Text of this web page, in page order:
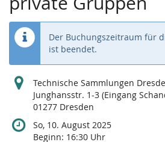
Der Buchungszeitraum für
ist beendet.
Technische Sammlungen
Junghansstr. 1-3 (Eingang
01277 Dresden
So, 10. August 2025
Beginn: 16:30 Uhr